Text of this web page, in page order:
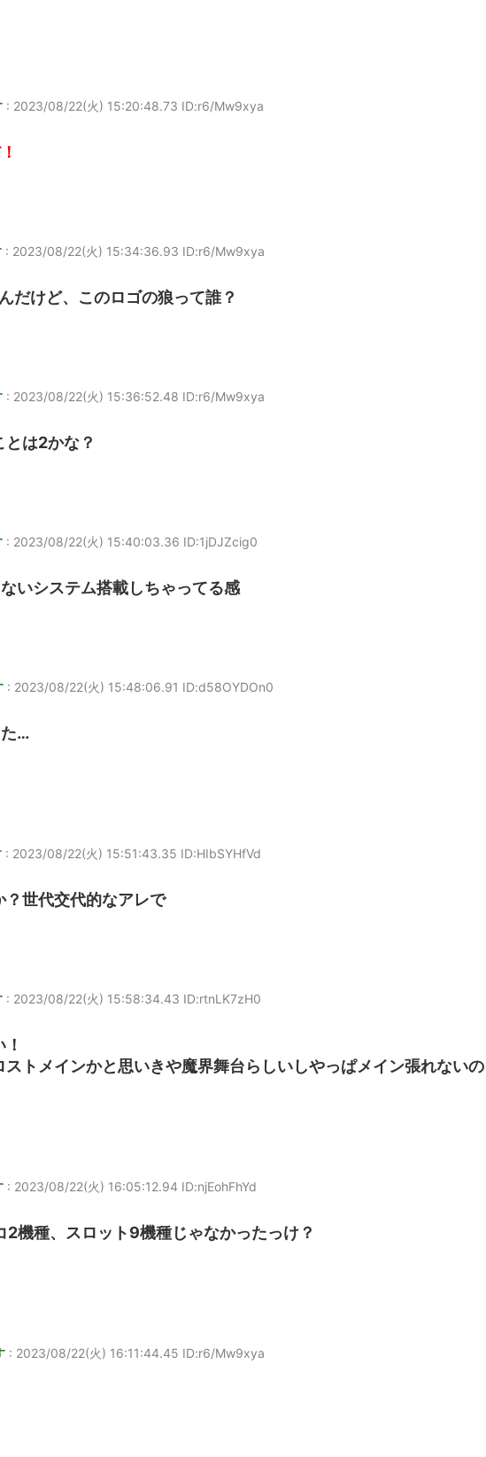
: 2023/08/22(火) 15:20:48.73 ID:r6/Mw9xya
: 2023/08/22(火) 15:34:36.93 ID:r6/Mw9xya
だけど、このロゴの狼って誰？
: 2023/08/22(火) 15:36:52.48 ID:r6/Mw9xya
は2かな？
: 2023/08/22(火) 15:40:03.36 ID:1jDJZcig0
いシステム搭載しちゃってる感
: 2023/08/22(火) 15:48:06.91 ID:d58OYDOn0
た…
: 2023/08/22(火) 15:51:43.35 ID:HIbSYHfVd
？世代交代的なアレで
: 2023/08/22(火) 15:58:34.43 ID:rtnLK7zH0
トメインかと思いきや魔界舞台らしいしやっぱメイン張れないの
: 2023/08/22(火) 16:05:12.94 ID:njEohFhYd
2機種、スロット9機種じゃなかったっけ？
: 2023/08/22(火) 16:11:44.45 ID:r6/Mw9xya